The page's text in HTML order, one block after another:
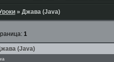
» Джава (Java)
(Java)
1